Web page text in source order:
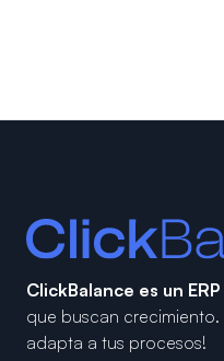
ClickBalance es un ERP
que buscan crecimiento.
adapta a tus procesos!